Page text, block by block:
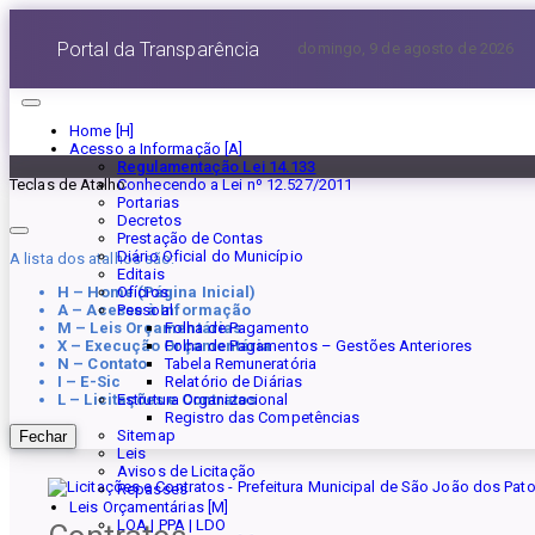
Home [H]
Acesso a Informação [A]
Regulamentação Lei 14.133
Conhecendo a Lei nº 12.527/2011
Portarias
Decretos
Prestação de Contas
Diário Oficial do Município
Editais
Ofícios
Pessoal
Folha de Pagamento
Folha de Pagamentos – Gestões Anteriores
Tabela Remuneratória
Relatório de Diárias
Estrutura Organizacional
Registro das Competências
Sitemap
Leis
Avisos de Licitação
Repasses
Leis Orçamentárias [M]
LOA | PPA | LDO
Portal da Transparência domingo, 9 de agosto de 2026
Teclas de Atalho
A lista dos atalhos são:
H – Home (Página Inicial)
A – Acesse à Informação
M – Leis Orçamentárias
X – Execução Orçamentária
N – Contato
I – E-Sic
L – Licitações e Contratos
Fechar